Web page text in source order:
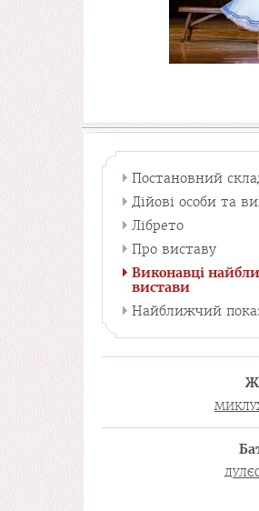
Постановний
Дійові особи та
Лібрето
Про виставу
Виконавці
вистави
Найближчий